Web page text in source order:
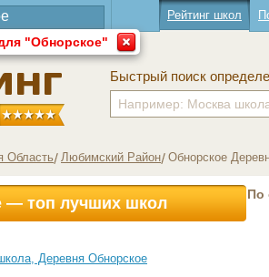
"Обнорское"
Рейтинг школ
Быстрый поиск
Область Любимский Район Обнорское
— топ лучших школ По
Деревня Обнорское